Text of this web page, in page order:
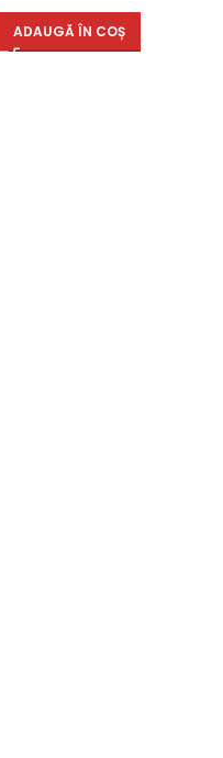
ADAUGĂ ÎN COȘ